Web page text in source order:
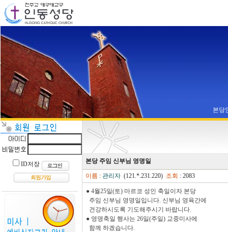
본당
ID저장 본당 주임 신부님 영명일
이름 : 관리자 (121.*.231.220) 조회 : 2083
● 4월25일(토) 마르코 성인 축일이자 본당
주임 신부님 영명일입니다. 신부님 영육간에
건강하시도록 기도해주시기 바랍니다.
● 영명축일 행사는 26일(주일) 교중미사에
함께 하겠습니다.